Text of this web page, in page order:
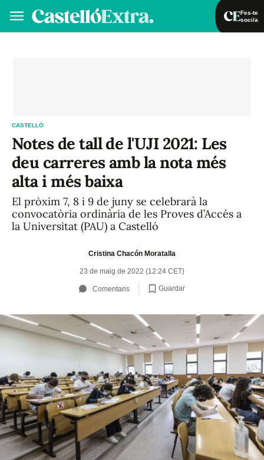
Fes-te
soci/a
CASTELLÓ
Notes de tall de l'UJI 2021: Les
deu carreres amb la nota més
alta i més baixa
El pròxim 7, 8 i 9 de juny se celebrarà la
convocatòria ordinària de les Proves d’Accés a
la Universitat (PAU) a Castelló
Cristina Chacón Moratalla
23 de maig de 2022 (12:24 CET)
Comentaris Guardar